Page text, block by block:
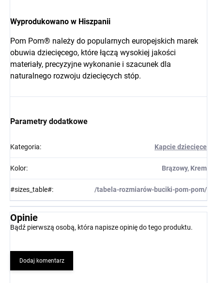
Wyprodukowano w Hiszpanii
Pom Pom® należy do popularnych europejskich marek
obuwia dziecięcego, które łączą wysokiej jakości
materiały, precyzyjne wykonanie i szacunek dla
naturalnego rozwoju dziecięcych stóp.
Parametry dodatkowe
Kategoria: Kapcie dziecięce
Kolor: Brązowy, Krem
#sizes_table#: /tabela-rozmiarów-buciki-pom-pom/
Opinie
Bądź pierwszą osobą, która napisze opinię do tego produktu.
Dodaj komentarz